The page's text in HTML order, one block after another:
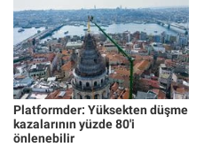
Platformder: Yüksekten düşme
kazalarının yüzde 80'i
önlenebilir